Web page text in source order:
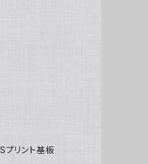
プリント基板